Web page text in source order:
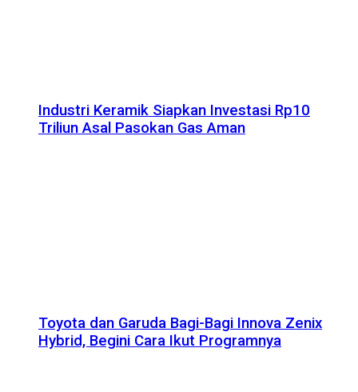
Industri Keramik Siapkan Investasi Rp10
Triliun Asal Pasokan Gas Aman
Toyota dan Garuda Bagi-Bagi Innova Zenix
Hybrid, Begini Cara Ikut Programnya